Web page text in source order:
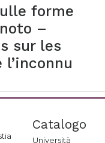
forme
–
sur les
Catalogo
Università